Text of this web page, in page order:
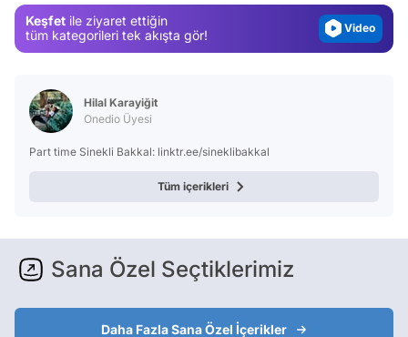
Keşfet ile ziyaret ettiğin
tüm kategorileri tek akışta gör!
Video
Hilal Karayiğit
Onedio Üyesi
Part time Sinekli Bakkal: linktr.ee/sineklibakkal
Tüm içerikleri
Sana Özel Seçtiklerimiz
Daha Fazla Sana Özel İçerikler